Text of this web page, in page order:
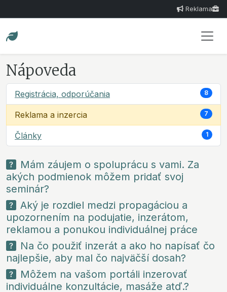
Reklama
Nápoveda
Registrácia, odporúčania 8
Reklama a inzercia 7
Články 1
Mám záujem o spoluprácu s vami. Za
akých podmienok môžem pridať svoj
seminár?
Aký je rozdiel medzi propagáciou a
upozornením na podujatie, inzerátom,
reklamou a ponukou individuálnej práce
Na čo použiť inzerát a ako ho napísať čo
najlepšie, aby mal čo najväčší dosah?
Môžem na vašom portáli inzerovať
individuálne konzultácie, masáže atď.?